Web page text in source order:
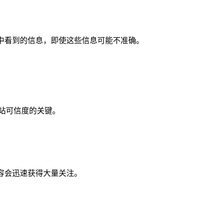
到的信息，即使这些信息可能不准确。
信度的关键。
迅速获得大量关注。